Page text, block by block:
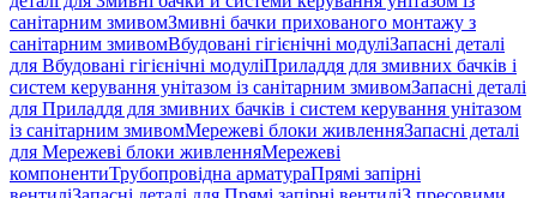
санітарним змивомЗмивні бачки прихованого монтажу з
санітарним змивомВбудовані гігієнічні модуліЗапасні деталі
для Вбудовані гігієнічні модуліПриладдя для змивних бачків і
систем керування унітазом із санітарним змивомЗапасні деталі
для Приладдя для змивних бачків і систем керування унітазом
із санітарним змивомМережеві блоки живленняЗапасні деталі
для Мережеві блоки живленняМережеві
компонентиТрубопровідна арматураПрямі запірні